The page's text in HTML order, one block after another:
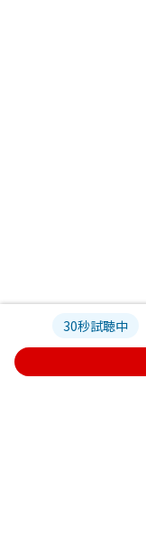
30秒試聴中